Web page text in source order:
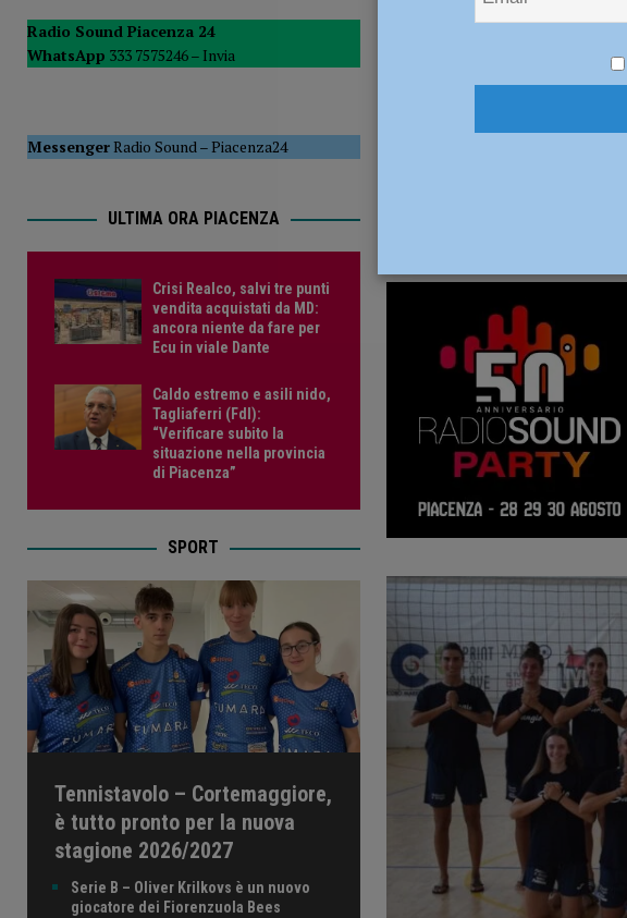
[ 5 Agosto 2026 ] Tennistavolo – Cortemaggiore, è tutto pronto per la nuova
Radio Sound Piacenza 24
WhatsApp 333 7575246 – Invia
MessengerRadio Sound–Piacenza24
ULTIMA ORA PIACENZA
Crisi Realco, salvi tre punti
vendita acquistati da MD:
ancora niente da fare per
Ecu in viale Dante
Caldo estremo e asili nido,
Tagliaferri (FdI):
“Verificare subito la
situazione nella provincia
di Piacenza”
SPORT
Tennistavolo – Cortemaggiore,
è tutto pronto per la nuova
stagione 2026/2027
Serie B – Oliver Krilkovs è un nuovo
giocatore dei Fiorenzuola Bees